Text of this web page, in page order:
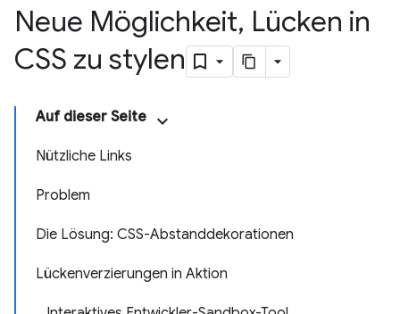
Neue Möglichkeit, Lücken in
CSS zu stylen
Auf dieser Seite
Nützliche Links
Problem
Die Lösung: CSS-Abstanddekorationen
Lückenverzierungen in Aktion